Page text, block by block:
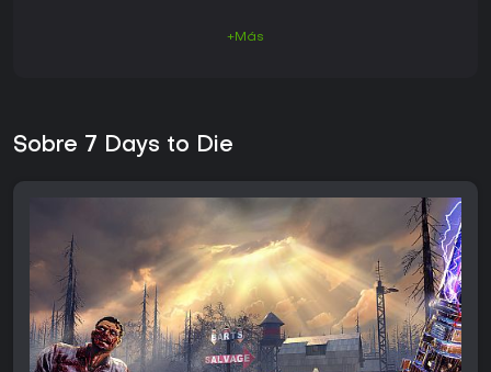
+Más
Sobre 7 Days to Die